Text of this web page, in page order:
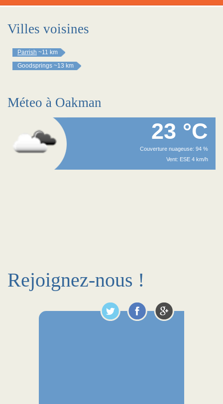
Villes voisines
Parrish ~11 km
Goodsprings ~13 km
Méteo à Oakman
23 °C
Couverture nuageuse: 94 %
Vent: ESE 4 km/h
Rejoignez-nous !